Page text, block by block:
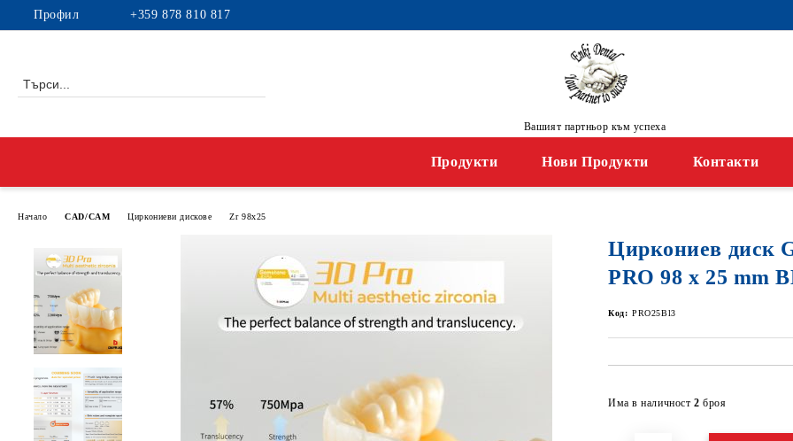
Профил +359 878 810 817
Вашият партньор към успеха
Продукти Нови Продукти Контакти
Начало CAD/CAM Циркониеви дискове Zr 98x25
Циркониев диск
PRO 98 x 25 mm
Код: PRO25Bl3
Има в наличност 2 броя